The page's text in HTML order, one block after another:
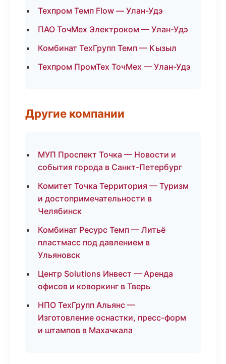
Техпром Темп Flow — Улан-Удэ
ПАО ТочМех Электроком — Улан-Удэ
Комбинат ТехГрупп Темп — Кызыл
Техпром ПромТех ТочМех — Улан-Удэ
Другие компании
МУП Проспект Точка — Новости и
события города в Санкт-Петербург
Комитет Точка Территория — Туризм
и достопримечательности в
Челябинск
Комбинат Ресурс Темп — Литьё
пластмасс под давлением в
Ульяновск
Центр Solutions Инвест — Аренда
офисов и коворкинг в Тверь
НПО ТехГрупп Альянс —
Изготовление оснастки, пресс-форм
и штампов в Махачкала